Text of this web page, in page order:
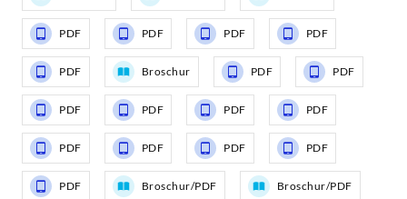
PDF PDF PDF PDF
PDF Broschur PDF PDF
PDF PDF PDF PDF
PDF PDF PDF PDF
PDF Broschur/PDF Broschur/PDF